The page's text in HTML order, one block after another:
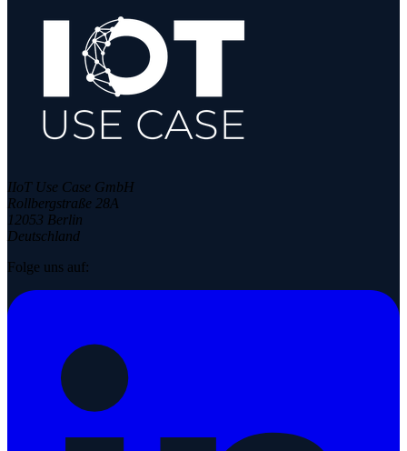
IIoT Use Case GmbH
Rollbergstraße 28A
12053 Berlin
Deutschland
Folge uns auf: